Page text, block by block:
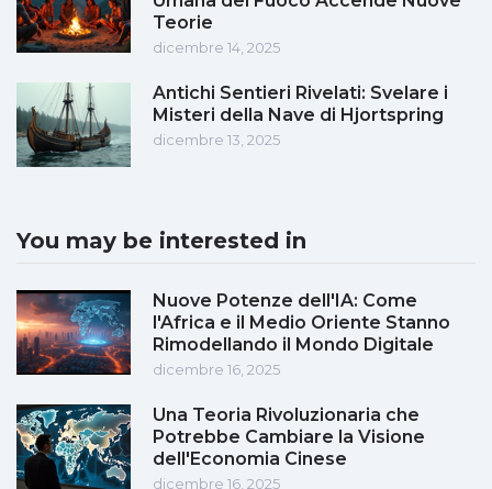
Teorie
dicembre 14, 2025
Antichi Sentieri Rivelati: Svelare i
Misteri della Nave di Hjortspring
dicembre 13, 2025
You may be interested in
Nuove Potenze dell'IA: Come
l'Africa e il Medio Oriente Stanno
Rimodellando il Mondo Digitale
dicembre 16, 2025
Una Teoria Rivoluzionaria che
Potrebbe Cambiare la Visione
dell'Economia Cinese
dicembre 16, 2025